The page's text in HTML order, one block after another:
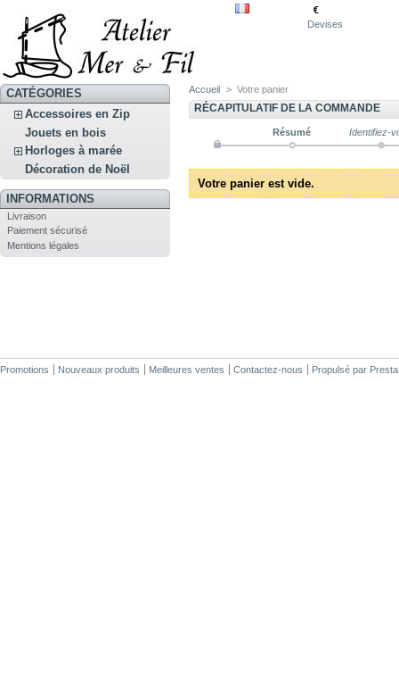
€
Devises
CATÉGORIES
Accessoires en Zip
Jouets en bois
Horloges à marée
Décoration de Noël
INFORMATIONS
Livraison
Paiement sécurisé
Mentions légales
Accueil > Votre panier
RÉCAPITULATIF DE LA COMMANDE
Résumé Identifiez-
Votre panier est vide.
Promotions Nouveaux produits Meilleures ventes Contactez-nous Propulsé par